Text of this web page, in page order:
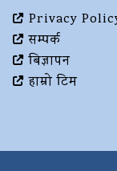
Privacy
सम्पर्क
बिज्ञापन
हाम्रो टिम